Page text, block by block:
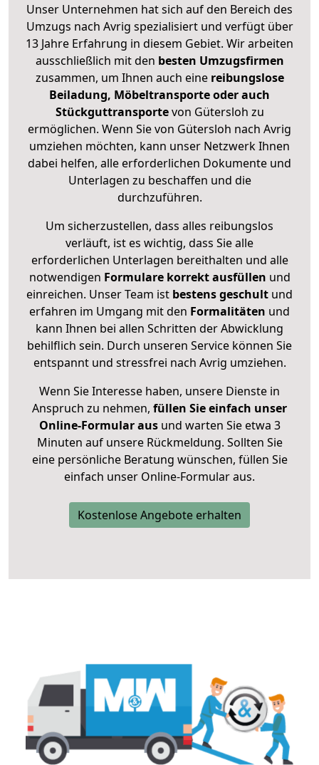
Unser Unternehmen hat sich auf den Bereich des
Umzugs nach Avrig spezialisiert und verfügt über
13 Jahre Erfahrung in diesem Gebiet. Wir arbeiten
ausschließlich mit den besten Umzugsfirmen
zusammen, um Ihnen auch eine reibungslose
Beiladung, Möbeltransporte oder auch
Stückguttransportevon Gütersloh zu
ermöglichen. Wenn Sie von Gütersloh nach Avrig
umziehen möchten, kann unser Netzwerk Ihnen
dabei helfen, alle erforderlichen Dokumente und
Unterlagen zu beschaffen und die
durchzuführen.
Um sicherzustellen, dass alles reibungslos
verläuft, ist es wichtig, dass Sie alle
erforderlichen Unterlagen bereithalten und alle
notwendigen Formulare korrekt ausfüllen und
einreichen. Unser Team ist bestens geschult und
erfahren im Umgang mit den Formalitäten und
kann Ihnen bei allen Schritten der Abwicklung
behilflich sein. Durch unseren Service können Sie
entspannt und stressfrei nach Avrig umziehen.
Wenn Sie Interesse haben, unsere Dienste in
Anspruch zu nehmen, füllen Sie einfach unser
Online-Formular ausund warten Sie etwa 3
Minuten auf unsere Rückmeldung. Sollten Sie
eine persönliche Beratung wünschen, füllen Sie
einfach unser Online-Formular aus.
Kostenlose Angebote erhalten